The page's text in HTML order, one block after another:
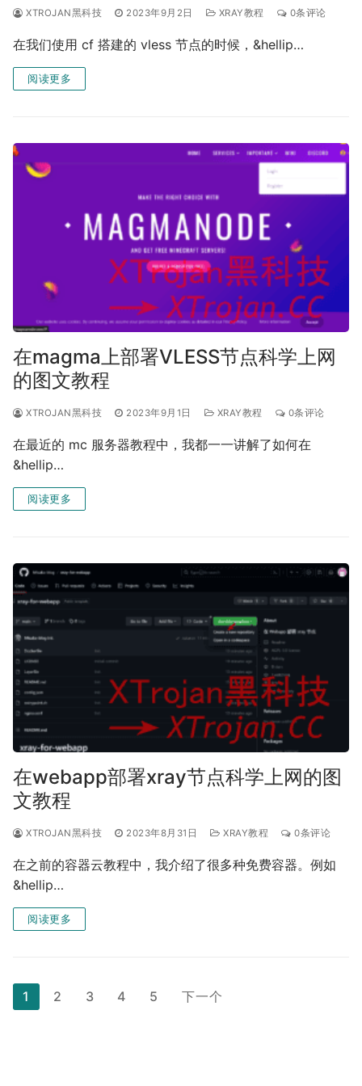
XTROJAN黑科技 2023年9月2日 XRAY教程 0条评论
在我们使用 cf 搭建的 vless 节点的时候，&hellip…
阅读更多
在magma上部署VLESS节点科学上网
的图文教程
XTROJAN黑科技 2023年9月1日 XRAY教程 0条评论
在最近的 mc 服务器教程中，我都一一讲解了如何在
&hellip…
阅读更多
在webapp部署xray节点科学上网的图
文教程
XTROJAN黑科技 2023年8月31日 XRAY教程 0条评论
在之前的容器云教程中，我介绍了很多种免费容器。例如
&hellip…
阅读更多
文
1 2 3 4 5 下一个